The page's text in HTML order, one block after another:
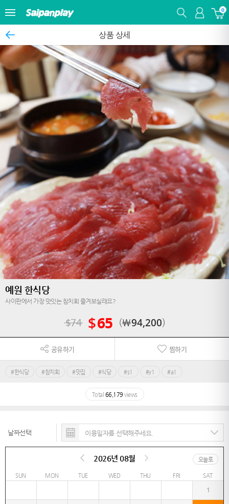
0
상품 상세
예원 한식당
사이판에서 가장 맛잇는 참치회 즐겨보실래요?
￦94,200
$74 $65
공유하기 찜하기
#한식당 #참치회 #맛집 #식당 #s1 #y1 #a1
Total 66,179 views
날짜선택
2026년 08월 오늘로
SUN MON TUE WED THU FRI SAT
1